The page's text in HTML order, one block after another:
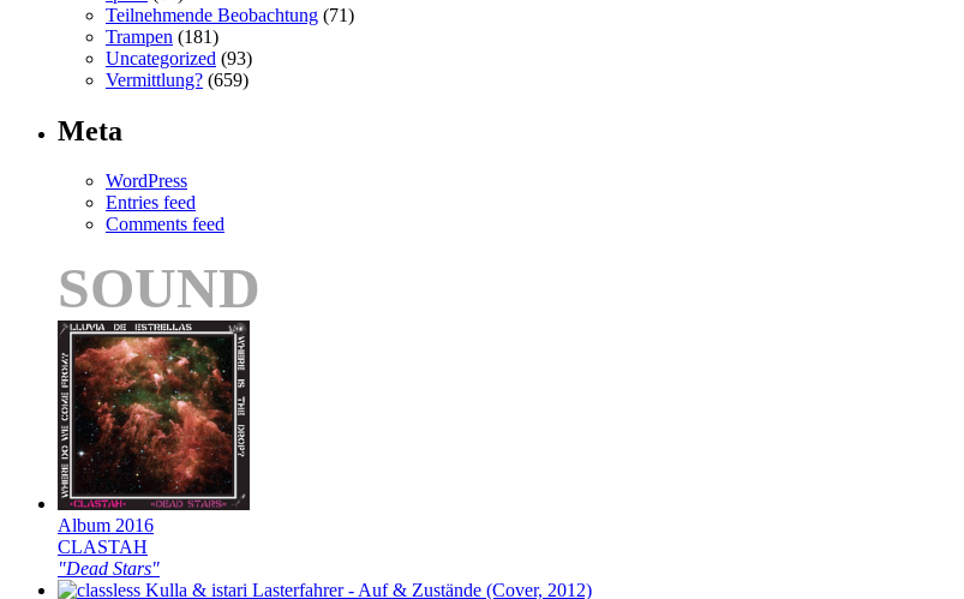
Teilnehmende Beobachtung (71)
Trampen (181)
Uncategorized (93)
Vermittlung? (659)
Meta
WordPress
Entries feed
Comments feed
SOUND
Album 2016
CLASTAH
"Dead Stars"